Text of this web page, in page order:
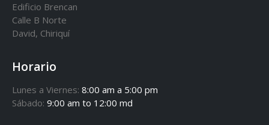
Edificio Brencan
Calle B Norte
David, Chiriquí
Horario
Lunes a Viernes: 8:00 am a 5:00 pm
Sábado: 9:00 am to 12:00 md